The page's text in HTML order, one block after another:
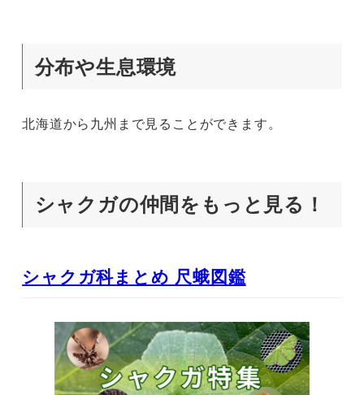
分布や生息環境
北海道から九州まで見ることができます。
シャクガの仲間をもっと見る！
シャクガ科まとめ 尺蛾図鑑